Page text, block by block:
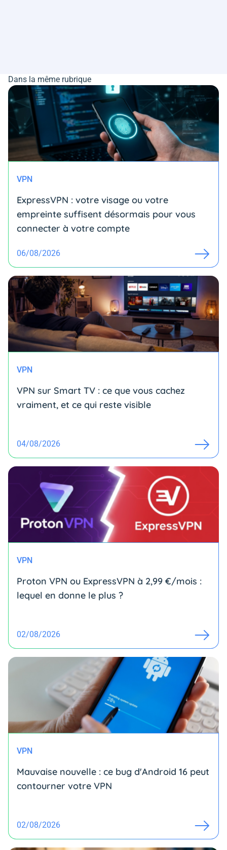
Dans la même rubrique
VPN
ExpressVPN : votre visage ou votre
empreinte suffisent désormais pour vous
connecter à votre compte
06/08/2026
VPN
VPN sur Smart TV : ce que vous cachez
vraiment, et ce qui reste visible
04/08/2026
VPN
Proton VPN ou ExpressVPN à 2,99 €/mois :
lequel en donne le plus ?
02/08/2026
VPN
Mauvaise nouvelle : ce bug d'Android 16 peut
contourner votre VPN
02/08/2026